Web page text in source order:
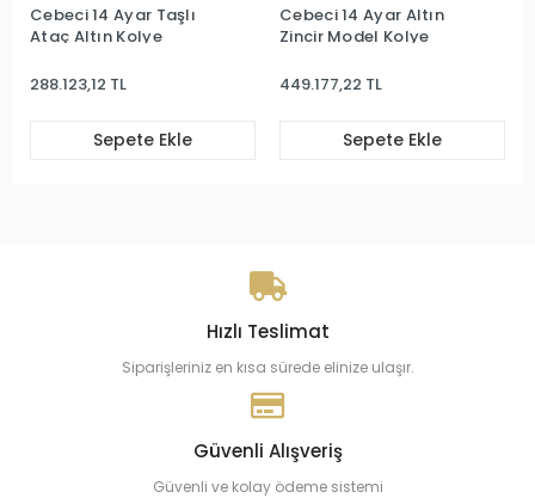
Cebeci 14 Ayar Taşlı
Ataç Altın Kolye
288.123,12 TL
Sepete Ekle
Cebeci 14 Ayar Altın
Zincir Model Kolye
449.177,22 TL
Sepete Ekle
Hızlı Teslimat
Siparişleriniz en kısa sürede elinize ulaşır.
Güvenli Alışveriş
Güvenli ve kolay ödeme sistemi